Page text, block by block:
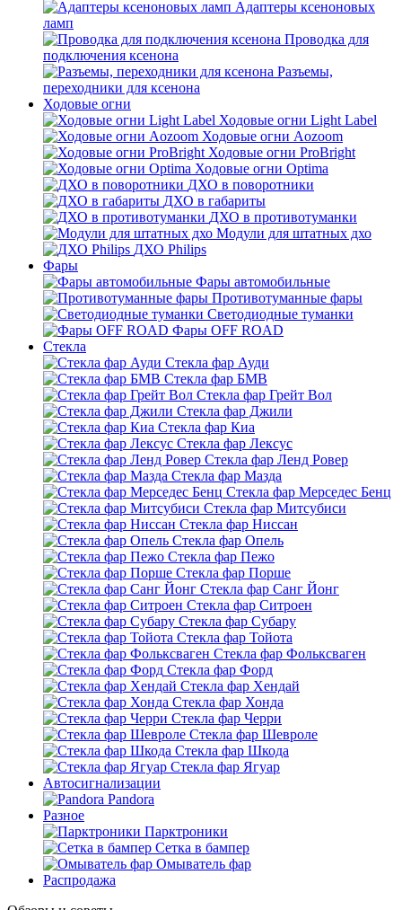
Адаптеры ксеноновых
ламп
Проводка для
подключения ксенона
Разъемы,
переходники для ксенона
Ходовые огни
Ходовые огни Light Label
Ходовые огни Aozoom
Ходовые огни ProBright
Ходовые огни Optima
ДХО в поворотники
ДХО в габариты
ДХО в противотуманки
Модули для штатных дхо
ДХО Philips
Фары
Фары автомобильные
Противотуманные фары
Светодиодные туманки
Фары OFF ROAD
Стекла
Стекла фар Ауди
Стекла фар БМВ
Стекла фар Грейт Вол
Стекла фар Джили
Стекла фар Киа
Стекла фар Лексус
Стекла фар Ленд Ровер
Стекла фар Мазда
Стекла фар Мерседес Бенц
Стекла фар Митсубиси
Стекла фар Ниссан
Стекла фар Опель
Стекла фар Пежо
Стекла фар Порше
Стекла фар Санг Йонг
Стекла фар Ситроен
Стекла фар Субару
Стекла фар Тойота
Стекла фар Фольксваген
Стекла фар Форд
Стекла фар Хендай
Стекла фар Хонда
Стекла фар Черри
Стекла фар Шевроле
Стекла фар Шкода
Стекла фар Ягуар
Автосигнализации
Pandora
Разное
Парктроники
Сетка в бампер
Омыватель фар
Распродажа